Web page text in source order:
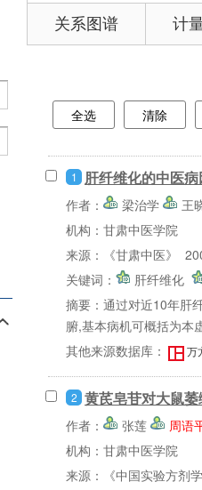
关系图谱 计
全选
清除
1 肝纤维化的中医
作者：
梁治学 王
机构：甘肃中医学院
来源：《甘肃中医》
关键词：
肝纤维化
摘要： 通过对近10年肝
腑,基本病机可概括为本
其他来源数据库：
万
2 黄芪皂苷对大鼠
作者：
张莲 周语
机构：甘肃中医学院
来源：《中国实验方剂